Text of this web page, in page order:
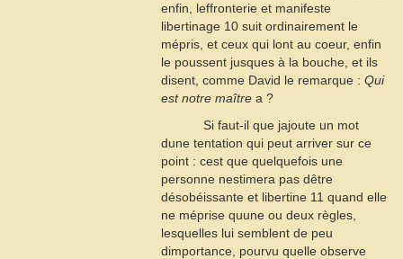
enfin, leffronterie et manifeste
libertinage 10 suit ordinairement le
mépris, et ceux qui lont au coeur, enfin
le poussent jusques à la bouche, et ils
disent, comme David le remarque : Qui
est notre maître a ?
Si faut-il que jajoute un mot
dune tentation qui peut arriver sur ce
point : cest que quelquefois une
personne nestimera pas dêtre
désobéissante et libertine 11 quand elle
ne méprise quune ou deux règles,
lesquelles lui semblent de peu
dimportance, pourvu quelle observe